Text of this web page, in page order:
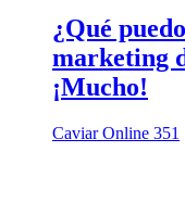
¿Qué
marketing
¡Mucho!
Caviar Online 351